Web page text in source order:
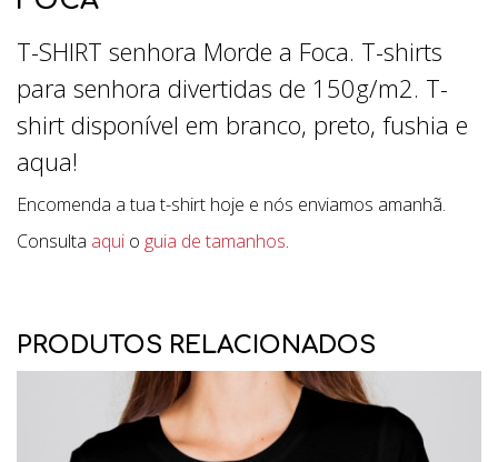
T-SHIRT senhora Morde a Foca. T-shirts
para senhora divertidas de 150g/m2. T-
shirt disponível em branco, preto, fushia e
aqua!
Encomenda a tua t-shirt hoje e nós enviamos amanhã.
Consulta aqui o guia de tamanhos.
PRODUTOS RELACIONADOS